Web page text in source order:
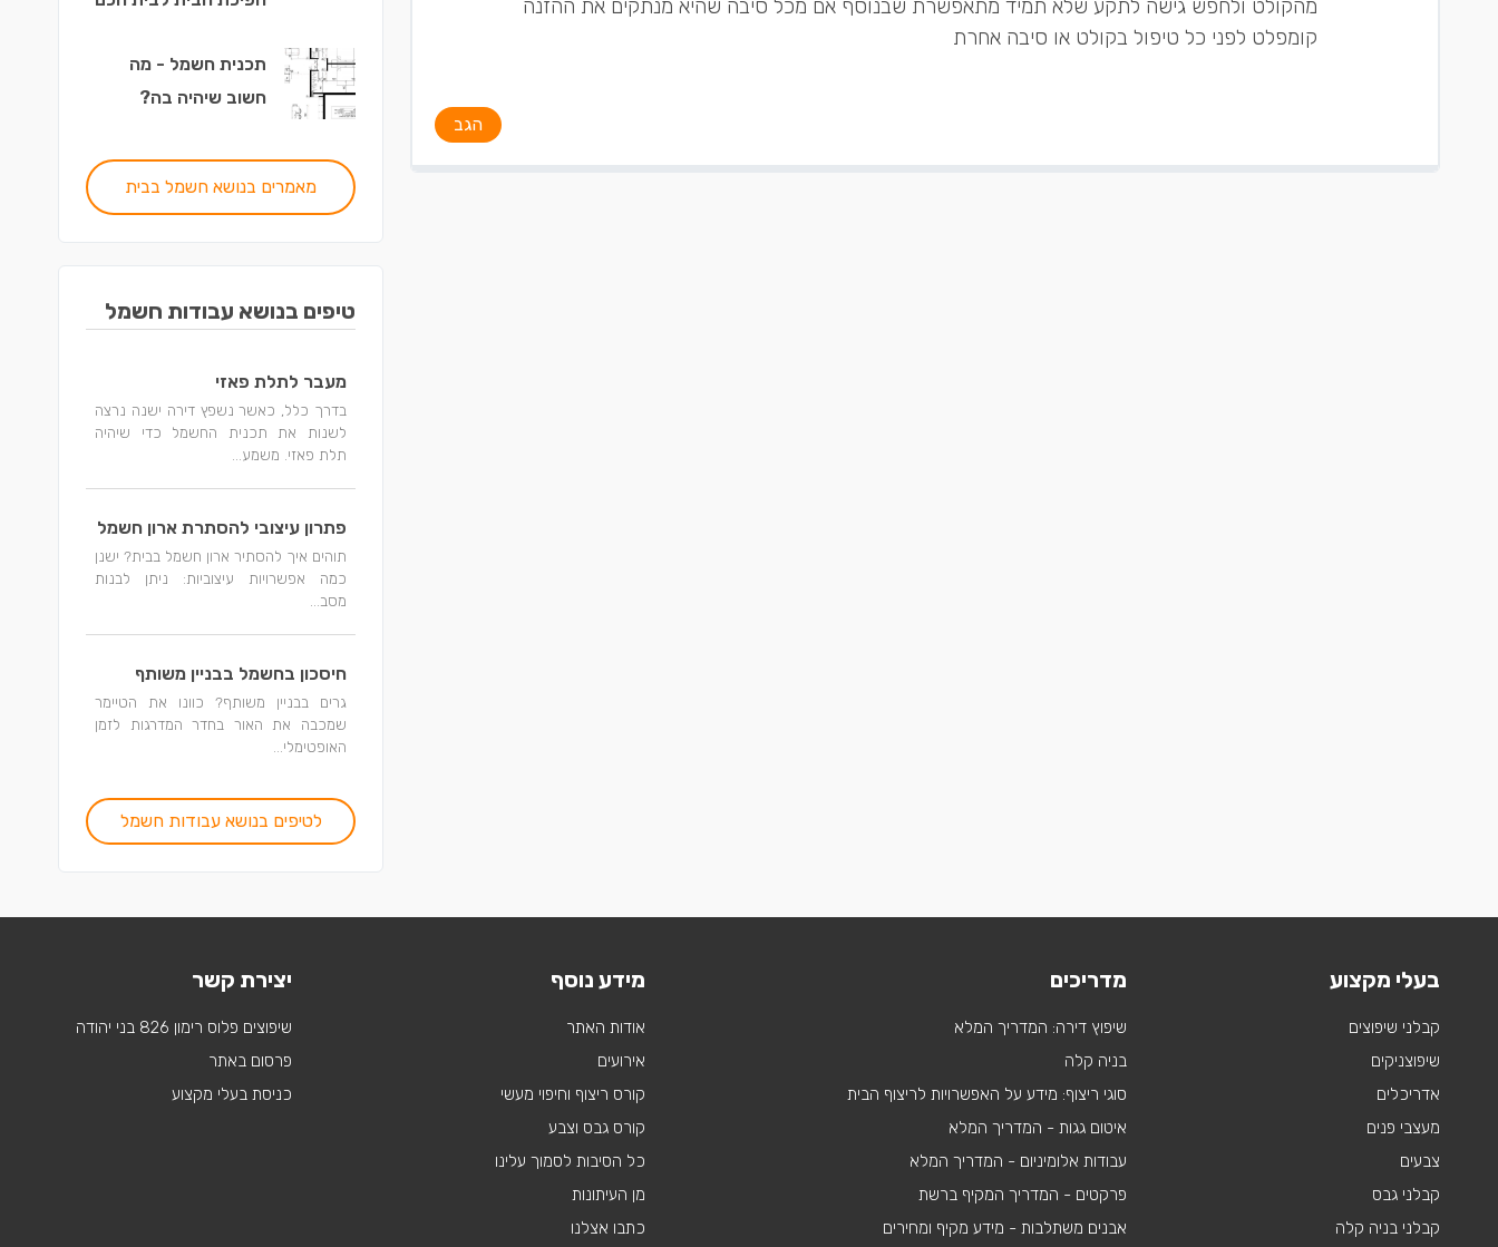
מהקולט ולחפש גישה לתקע שלא תמיד מתאפשרת שבנוסף אם מכל סיבה שהיא מנתקים את ההזנה
קומפלט לפני כל טיפול בקולט או סיבה אחרת
הגב
תכנית חשמל - מה
חשוב שיהיה בה?
מאמרים בנושא חשמל בבית
טיפים בנושא עבודות חשמל
מעבר לתלת פאזי
בדרך כלל, כאשר נשפץ דירה ישנה נרצה
לשנות את תכנית החשמל כדי שיהיה
תלת פאזי. משמע...
פתרון עיצובי להסתרת ארון חשמל
תוהים איך להסתיר ארון חשמל בבית? ישנן
כמה אפשרויות עיצוביות: ניתן לבנות
מסב...
חיסכון בחשמל בבניין משותף
גרים בבניין משותף? כוונו את הטיימר
שמכבה את האור בחדר המדרגות לזמן
האופטימלי...
לטיפים בנושא עבודות חשמל
בעלי מקצוע
קבלני שיפוצים
שיפוצניקים
אדריכלים
מעצבי פנים
צבעים
קבלני גבס
קבלני בניה קלה
מדריכים
שיפוץ דירה: המדריך המלא
בניה קלה
סוגי ריצוף: מידע על האפשרויות לריצוף הבית
איטום גגות - המדריך המלא
עבודות אלומיניום - המדריך המלא
פרקטים - המדריך המקיף ברשת
אבנים משתלבות - מידע מקיף ומחירים
מידע נוסף
אודות האתר
אירועים
קורס ריצוף וחיפוי מעשי
קורס גבס וצבע
כל הסיבות לסמוך עלינו
מן העיתונות
כתבו אצלנו
יצירת קשר
שיפוצים פלוס רימון 826 בני יהודה
פרסום באתר
כניסת בעלי מקצוע